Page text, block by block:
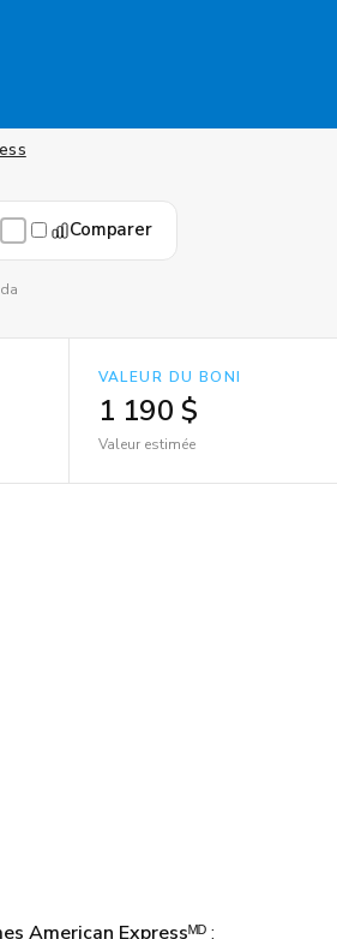
Comparer
VALEUR DU BONI
1 190 $
Valeur estimée
American Expressᴹᴰ :